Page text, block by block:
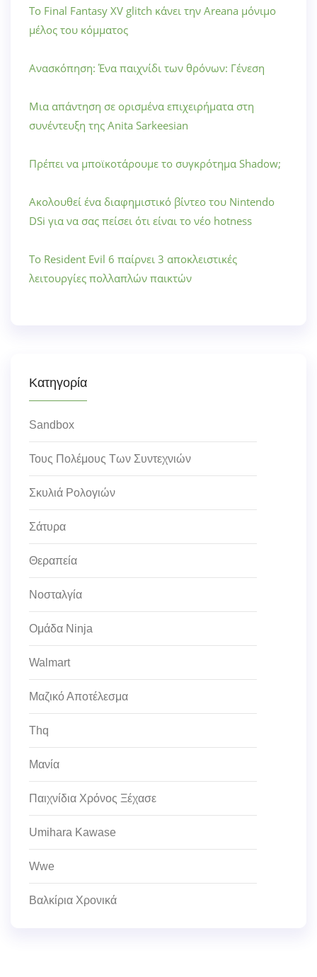
Το Final Fantasy XV glitch κάνει την Areana μόνιμο
μέλος του κόμματος
Ανασκόπηση: Ένα παιχνίδι των θρόνων: Γένεση
Μια απάντηση σε ορισμένα επιχειρήματα στη
συνέντευξη της Anita Sarkeesian
Πρέπει να μποϊκοτάρουμε το συγκρότημα Shadow;
Ακολουθεί ένα διαφημιστικό βίντεο του Nintendo
DSi για να σας πείσει ότι είναι το νέο hotness
Το Resident Evil 6 παίρνει 3 αποκλειστικές
λειτουργίες πολλαπλών παικτών
Κατηγορία
Sandbox
Τους Πολέμους Των Συντεχνιών
Σκυλιά Ρολογιών
Σάτυρα
Θεραπεία
Νοσταλγία
Ομάδα Ninja
Walmart
Μαζικό Αποτέλεσμα
Thq
Μανία
Παιχνίδια Χρόνος Ξέχασε
Umihara Kawase
Wwe
Βαλκίρια Χρονικά